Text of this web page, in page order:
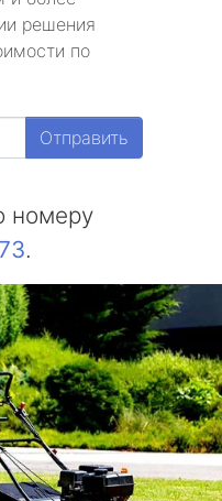
решения
по
Отправить
номеру
.